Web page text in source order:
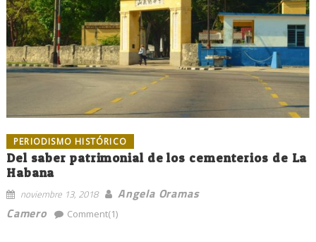
PERIODISMO HISTÓRICO
Del saber patrimonial de los cementerios de La
Habana
noviembre 13, 2018
Angela Oramas
Camero
Comment(1)